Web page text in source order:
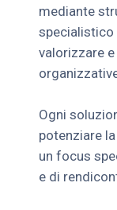
mediante
specialistico
valorizzare
Ogni
potenziare
un focus
e di